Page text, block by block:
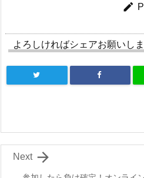

よろしければシェアお願いし

Next